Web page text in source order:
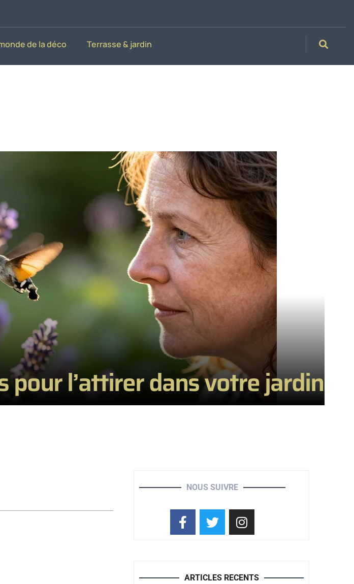
de la déco Terrasse & jardin
pour l’attirer dans votre jardin
NOUS SUIVRE
ARTICLES RECENTS